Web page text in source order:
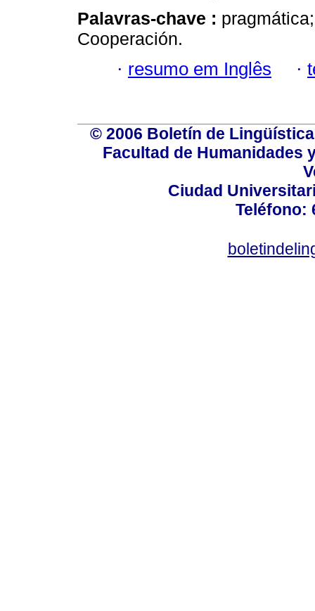
Palavras-chave :
Cooperación.
· resumo em Inglês ·
© 2006 Boletín de
Facultad de Humanidades
Ciudad
Teléfono: